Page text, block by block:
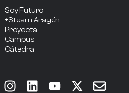
Soy Futuro
+Steam Aragón
Proyecta
Campus
Cátedra